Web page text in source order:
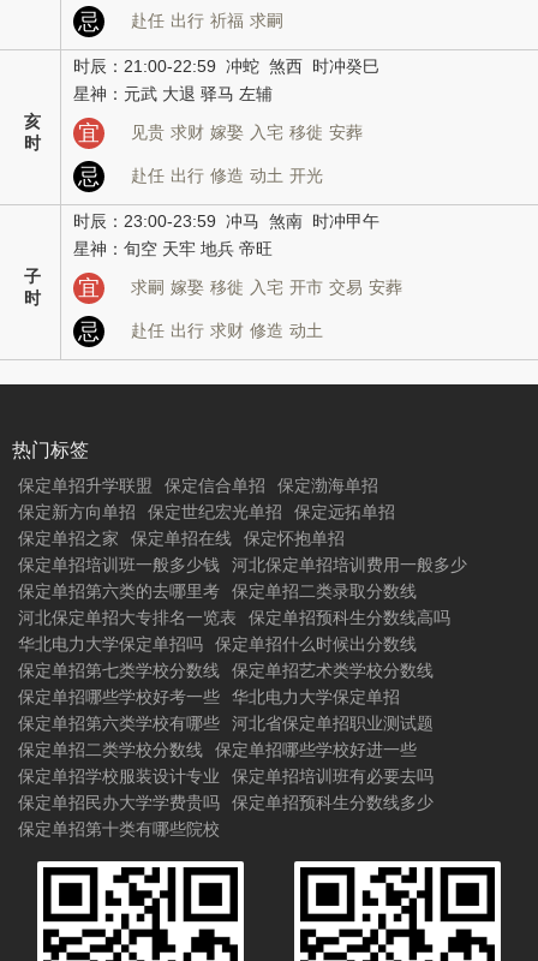
忌 赴任 出行 祈福 求嗣
亥
时
时辰：21:00-22:59 冲蛇 煞西 时冲癸巳
星神：元武 大退 驿马 左辅
宜 见贵 求财 嫁娶 入宅 移徙 安葬
忌 赴任 出行 修造 动土 开光
子
时
时辰：23:00-23:59 冲马 煞南 时冲甲午
星神：旬空 天牢 地兵 帝旺
宜 求嗣 嫁娶 移徙 入宅 开市 交易 安葬
忌 赴任 出行 求财 修造 动土
热门标签
保定单招升学联盟 保定信合单招
保定渤海单招
保定新方向单招
保定世纪宏光单招
保定远拓单招
保定单招之家
保定单招在线
保定怀抱单招
保定单招培训班一般多少钱
河北保定单招培训费用一般多少
保定单招第六类的去哪里考
保定单招二类录取分数线
河北保定单招大专排名一览表
保定单招预科生分数线高吗
华北电力大学保定单招吗
保定单招什么时候出分数线
保定单招第七类学校分数线
保定单招艺术类学校分数线
保定单招哪些学校好考一些
华北电力大学保定单招
保定单招第六类学校有哪些
河北省保定单招职业测试题
保定单招二类学校分数线
保定单招哪些学校好进一些
保定单招学校服装设计专业
保定单招培训班有必要去吗
保定单招民办大学学费贵吗
保定单招预科生分数线多少
保定单招第十类有哪些院校